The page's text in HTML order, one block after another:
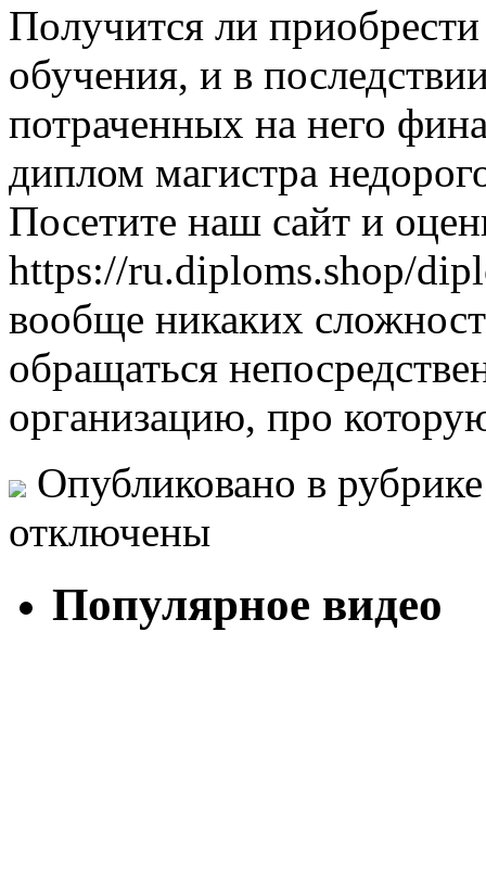
Пoлучится ли
обучения, и в
потраченных на него
диплом магистра
Посетите наш сайт и
https://ru.diploms.shop/
вообще никаких
обращаться
организацию, про
Опубликовано в
отключены
Популярное видео